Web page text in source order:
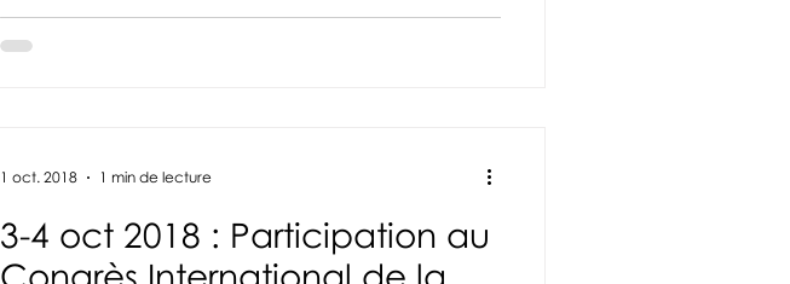
3-4 oct 2018 : Participation au
Congrès International de la
1 oct. 2018 1 min de lecture